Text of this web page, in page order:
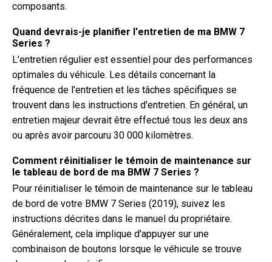
composants.
Quand devrais-je planifier l'entretien de ma BMW 7
Series ?
L'entretien régulier est essentiel pour des performances
optimales du véhicule. Les détails concernant la
fréquence de l'entretien et les tâches spécifiques se
trouvent dans les instructions d'entretien. En général, un
entretien majeur devrait être effectué tous les deux ans
ou après avoir parcouru 30 000 kilomètres.
Comment réinitialiser le témoin de maintenance sur
le tableau de bord de ma BMW 7 Series ?
Pour réinitialiser le témoin de maintenance sur le tableau
de bord de votre BMW 7 Series (2019), suivez les
instructions décrites dans le manuel du propriétaire.
Généralement, cela implique d'appuyer sur une
combinaison de boutons lorsque le véhicule se trouve